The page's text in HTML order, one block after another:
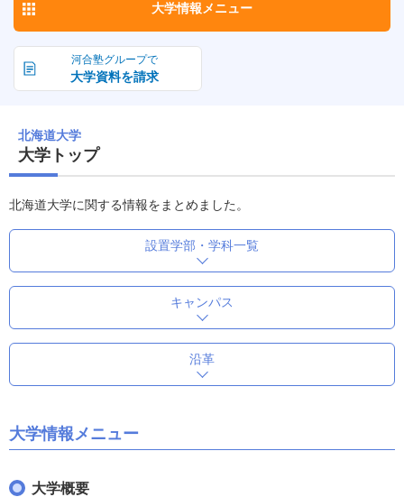
河合塾グループで
大学資料を請求
大学情報 メニュー
北海道大学
大学トップ
北海道大学に関する情報をまとめました。
設置学部・学科一覧
キャンパス
沿革
大学情報メニュー
大学概要